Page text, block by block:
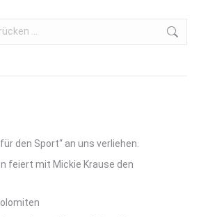
den Sport“ an uns verliehen.
feiert mit Mickie Krause den